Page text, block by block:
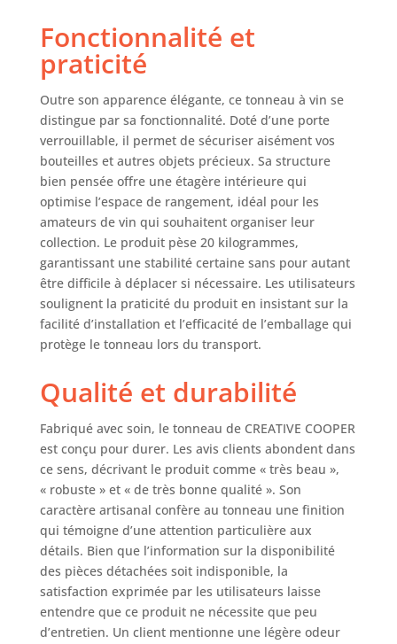
alcoolisées, un
cadeau unique
à vin contient
environ 30 à 40
bouteilles, il peut
également être
utilisé comme
bibliothèque,
support à vin en
bois ou comme
étagère pour
d'autres choses.
C'est un meuble
unique qui offre
un équipement
intérieur
combinaison avec
une utilisation
une boucle
élégante sur la
porte permet de
fixer un cadenas
afin qu'aucune
personne non
autorisée ne
puisse accéder au
contenu. Hauteur :
80 cm. Largeur au
milieu : 50 cm.
Fonctionnalité et
praticité
Outre son apparence élégante, ce tonneau à vin se
distingue par sa fonctionnalité. Doté d’une porte
verrouillable, il permet de sécuriser aisément vos
bouteilles et autres objets précieux. Sa structure
bien pensée offre une étagère intérieure qui
optimise l’espace de rangement, idéal pour les
amateurs de vin qui souhaitent organiser leur
collection. Le produit pèse 20 kilogrammes,
garantissant une stabilité certaine sans pour autant
être difficile à déplacer si nécessaire. Les utilisateurs
soulignent la praticité du produit en insistant sur la
facilité d’installation et l’efficacité de l’emballage qui
protège le tonneau lors du transport.
Qualité et durabilité
Fabriqué avec soin, le tonneau de CREATIVE COOPER
est conçu pour durer. Les avis clients abondent dans
ce sens, décrivant le produit comme « très beau »,
« robuste » et « de très bonne qualité ». Son
caractère artisanal confère au tonneau une finition
qui témoigne d’une attention particulière aux
détails. Bien que l’information sur la disponibilité
des pièces détachées soit indisponible, la
satisfaction exprimée par les utilisateurs laisse
entendre que ce produit ne nécessite que peu
d’entretien. Un client mentionne une légère odeur